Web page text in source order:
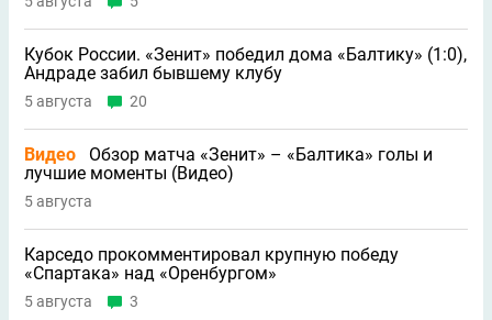
Кубок России. «Зенит» победил дома «Балтику» (1:0),
Андраде забил бывшему клубу
5 августа 20
Видео
Обзор матча «Зенит» – «Балтика» голы и
лучшие моменты (Видео)
5 августа
Карседо прокомментировал крупную победу
«Спартака» над «Оренбургом»
5 августа 3